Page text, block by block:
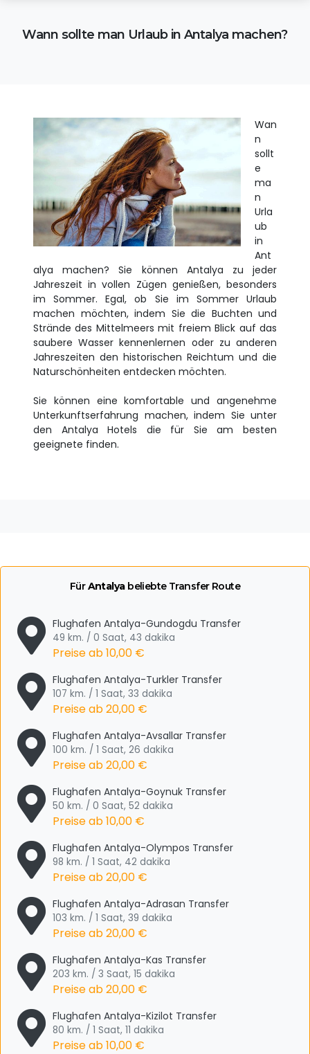
Wann sollte man Urlaub in Antalya machen?
Wan
n
sollt
e
ma
n
Urla
ub
in
Ant
alya machen? Sie können Antalya zu jeder
Jahreszeit in vollen Zügen genießen, besonders
im Sommer. Egal, ob Sie im Sommer Urlaub
machen möchten, indem Sie die Buchten und
Strände des Mittelmeers mit freiem Blick auf das
saubere Wasser kennenlernen oder zu anderen
Jahreszeiten den historischen Reichtum und die
Naturschönheiten entdecken möchten.
Sie können eine komfortable und angenehme
Unterkunftserfahrung machen, indem Sie unter
den Antalya Hotels die für Sie am besten
geeignete finden.
FürAntalyabeliebte Transfer Route
Flughafen Antalya-Gundogdu Transfer
49 km. / 0 Saat, 43 dakika
Preise ab10,00 €
Flughafen Antalya-Turkler Transfer
107 km. / 1 Saat, 33 dakika
Preise ab20,00 €
Flughafen Antalya-Avsallar Transfer
100 km. / 1 Saat, 26 dakika
Preise ab20,00 €
Flughafen Antalya-Goynuk Transfer
50 km. / 0 Saat, 52 dakika
Preise ab10,00 €
Flughafen Antalya-Olympos Transfer
98 km. / 1 Saat, 42 dakika
Preise ab20,00 €
Flughafen Antalya-Adrasan Transfer
103 km. / 1 Saat, 39 dakika
Preise ab20,00 €
Flughafen Antalya-Kas Transfer
203 km. / 3 Saat, 15 dakika
Preise ab20,00 €
Flughafen Antalya-Kizilot Transfer
80 km. / 1 Saat, 11 dakika
Preise ab10,00 €